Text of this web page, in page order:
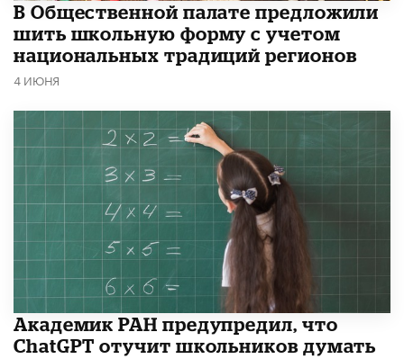
В Общественной палате предложили
шить школьную форму с учетом
национальных традиций регионов
4 ИЮНЯ
Академик РАН предупредил, что
ChatGPT отучит школьников думать